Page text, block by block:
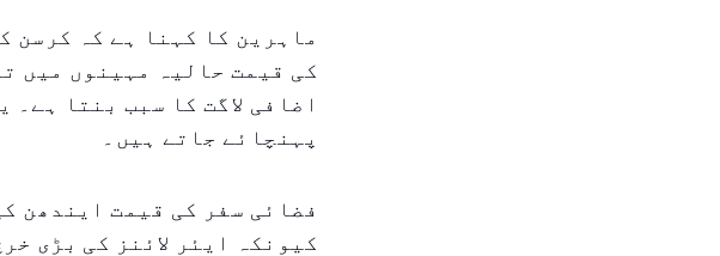
ماہرین کا کہنا ہے کہ کرسن
کی قیمت حالیہ مہینوں میں
اضافی لاگت کا سبب بنتا
پہنچائے جاتے ہیں۔
فضائی سفر کی قیمت ایندھن
کیونکہ ایئر لائنز کی بڑی